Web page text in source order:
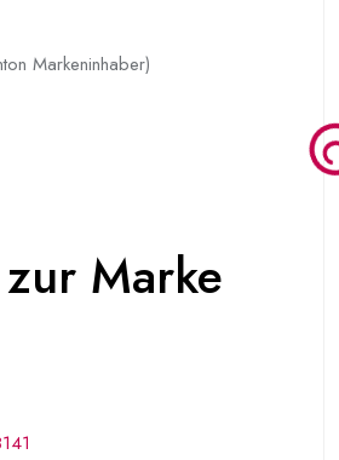
Markeninhaber)
Marke